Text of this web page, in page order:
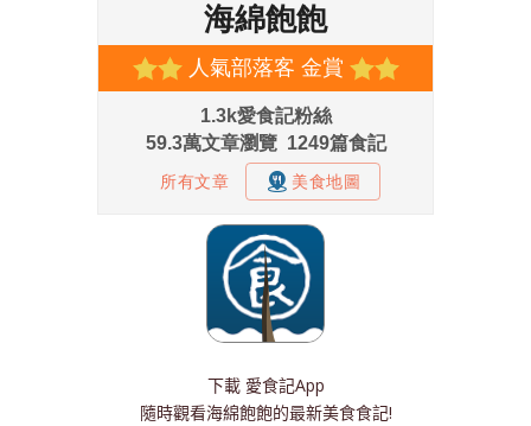
下載 愛食記App
隨時觀看海綿飽飽的最新美食食記!